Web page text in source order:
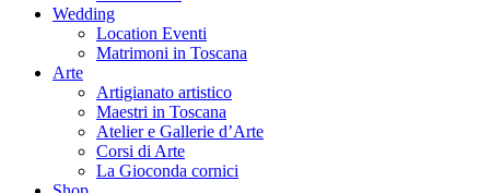
Wedding
Location Eventi
Matrimoni in Toscana
Arte
Artigianato artistico
Maestri in Toscana
Atelier e Gallerie d’Arte
Corsi di Arte
La Gioconda cornici